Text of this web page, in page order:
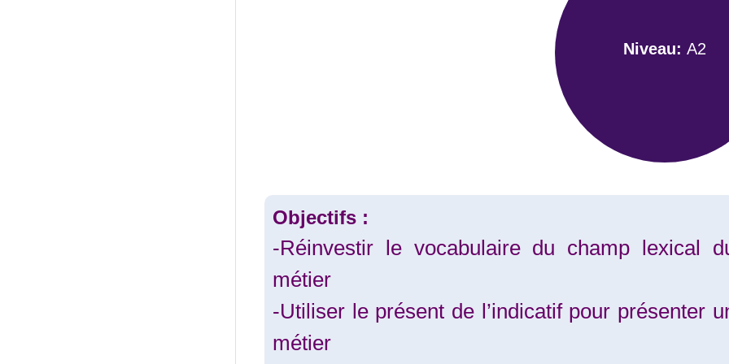
Niveau: A2
Objectifs :
-Réinvestir le vocabulaire du champ lexical
métier
-Utiliser le présent de l’indicatif pour présenter
métier